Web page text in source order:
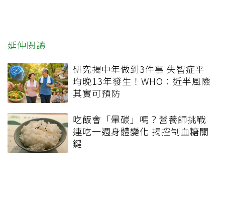
延伸閱讀
研究揭中年做到3件事 失智症平
均晚13年發生！WHO：近半風險
其實可預防
吃飯會「暈碳」嗎？營養師挑戰
連吃一週身體變化 揭控制血糖關
鍵